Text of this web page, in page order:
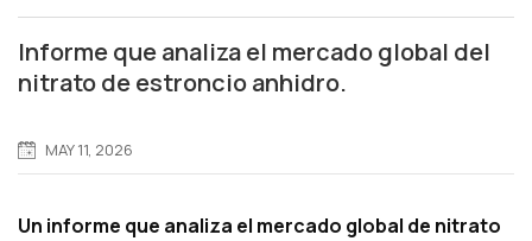
Informe que analiza el mercado global del
nitrato de estroncio anhidro.
MAY 11, 2026
Un informe que analiza el mercado global de nitrato